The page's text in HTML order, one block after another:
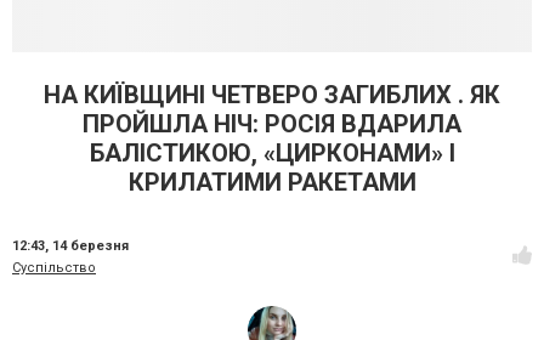
НА КИЇВЩИНІ ЧЕТВЕРО ЗАГИБЛИХ . ЯК
ПРОЙШЛА НІЧ: РОСІЯ ВДАРИЛА
БАЛІСТИКОЮ, «ЦИРКОНАМИ» І
КРИЛАТИМИ РАКЕТАМИ
12:43, 14 березня
Суспільство